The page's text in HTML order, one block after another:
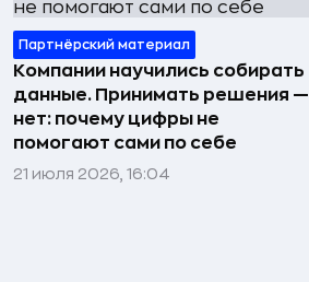
Партнёрский материал
Компании научились собирать
данные. Принимать решения —
нет: почему цифры не
помогают сами по себе
21 июля 2026, 16:04